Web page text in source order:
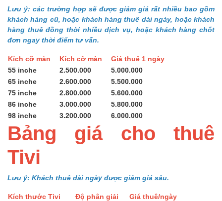
Lưu ý: các trường hợp sẽ được giảm giá rất nhiều bao gồm
khách hàng cũ, hoặc khách hàng thuê dài ngày, hoặc khách
hàng thuê đồng thời nhiều dịch vụ, hoặc khách hàng chốt
đơn ngay thời điểm tư vấn.
Kích cỡ màn Kích cỡ màn
Giá thuê 1 ngày
55 inche
2.500.000
5.000.000
65 inche
2.600.000
5.500.000
75 inche
2.800.000
5.600.000
86 inche
3.000.000
5.800.000
98 inche
3.200.000 6.000.000
Bảng giá cho thuê
Tivi
Lưu ý: Khách thuê dài ngày được giảm giá sâu.
Kích thước Tivi Độ phân giải
Giá thuê/ngày